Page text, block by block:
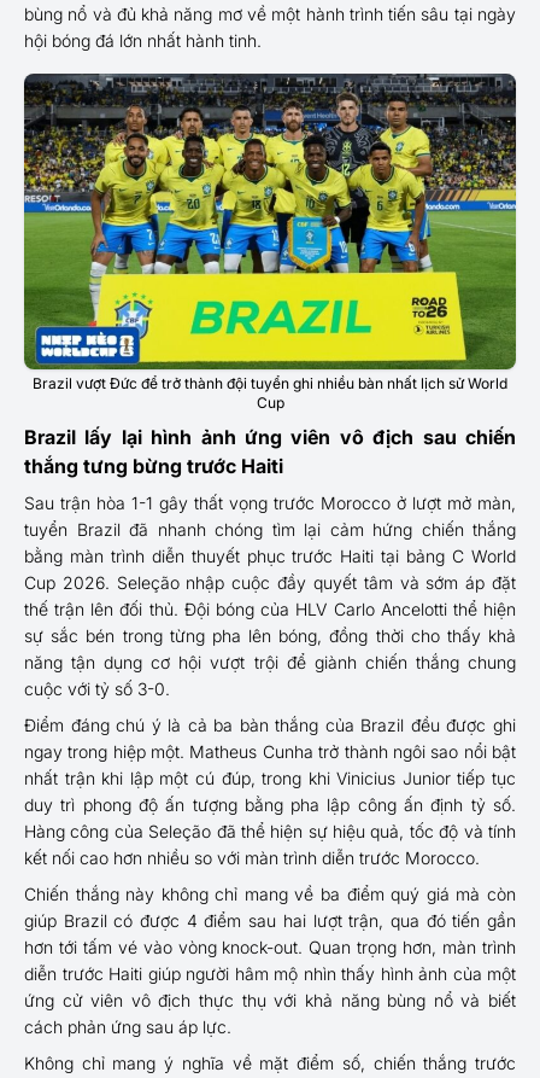
bùng nổ và đủ khả năng mơ về một hành trình tiến sâu tại ngày
hội bóng đá lớn nhất hành tinh.
Brazil vượt Đức để trở thành đội tuyển ghi nhiều bàn nhất lịch sử World
Cup
Brazil lấy lại hình ảnh ứng viên vô địch sau chiến
thắng tưng bừng trước Haiti
Sau trận hòa 1-1 gây thất vọng trước Morocco ở lượt mở màn,
tuyển Brazil đã nhanh chóng tìm lại cảm hứng chiến thắng
bằng màn trình diễn thuyết phục trước Haiti tại bảng C World
Cup 2026. Seleção nhập cuộc đầy quyết tâm và sớm áp đặt
thế trận lên đối thủ. Đội bóng của HLV Carlo Ancelotti thể hiện
sự sắc bén trong từng pha lên bóng, đồng thời cho thấy khả
năng tận dụng cơ hội vượt trội để giành chiến thắng chung
cuộc với tỷ số 3-0.
Điểm đáng chú ý là cả ba bàn thắng của Brazil đều được ghi
ngay trong hiệp một. Matheus Cunha trở thành ngôi sao nổi bật
nhất trận khi lập một cú đúp, trong khi Vinicius Junior tiếp tục
duy trì phong độ ấn tượng bằng pha lập công ấn định tỷ số.
Hàng công của Seleção đã thể hiện sự hiệu quả, tốc độ và tính
kết nối cao hơn nhiều so với màn trình diễn trước Morocco.
Chiến thắng này không chỉ mang về ba điểm quý giá mà còn
giúp Brazil có được 4 điểm sau hai lượt trận, qua đó tiến gần
hơn tới tấm vé vào vòng knock-out. Quan trọng hơn, màn trình
diễn trước Haiti giúp người hâm mộ nhìn thấy hình ảnh của một
ứng cử viên vô địch thực thụ với khả năng bùng nổ và biết
cách phản ứng sau áp lực.
Không chỉ mang ý nghĩa về mặt điểm số, chiến thắng trước